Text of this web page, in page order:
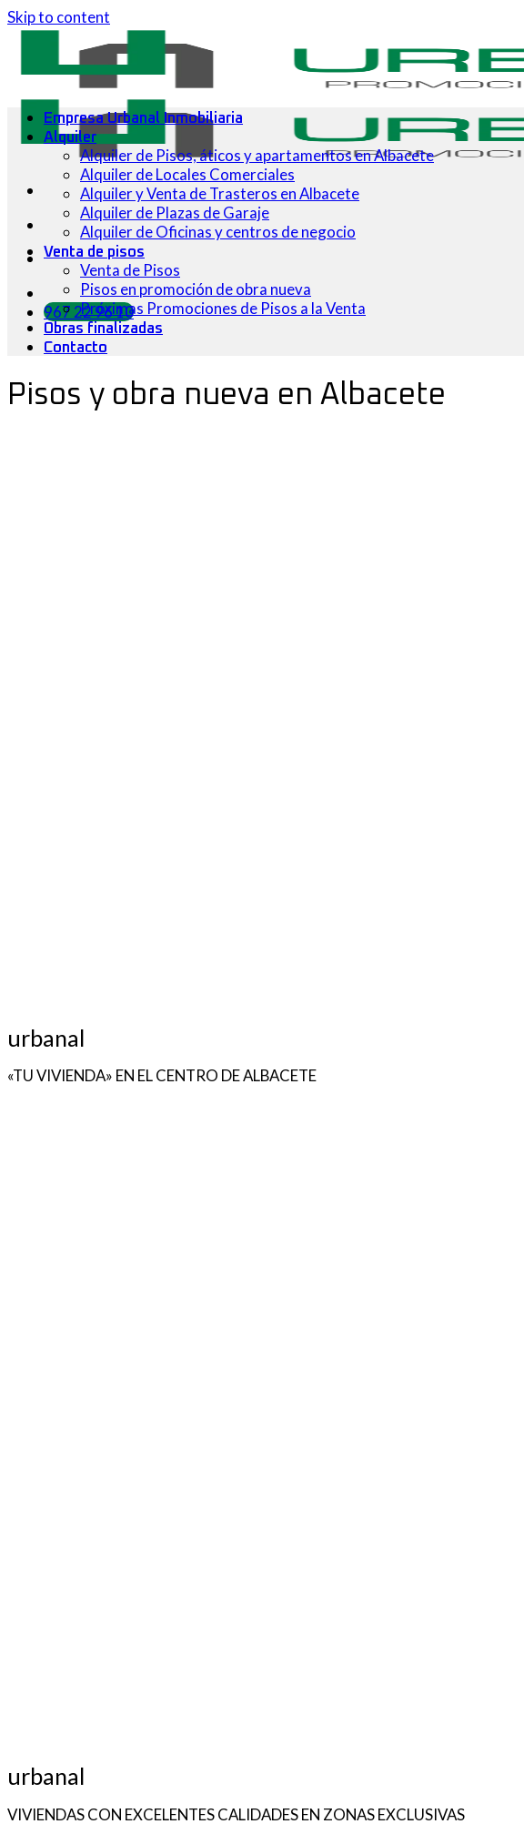
Skip to content
967 22 96 10
Empresa Urbanal Inmobiliaria
Alquiler
Alquiler de Pisos, áticos y apartamentos en Albacete
Alquiler de Locales Comerciales
Alquiler y Venta de Trasteros en Albacete
Alquiler de Plazas de Garaje
Alquiler de Oficinas y centros de negocio
Venta de pisos
Venta de Pisos
Pisos en promoción de obra nueva
Próximas Promociones de Pisos a la Venta
Obras finalizadas
Contacto
Pisos y obra nueva en Albacete
urbanal
«TU VIVIENDA» EN EL CENTRO DE ALBACETE
urbanal
VIVIENDAS CON EXCELENTES CALIDADES EN ZONAS EXCLUSIVAS